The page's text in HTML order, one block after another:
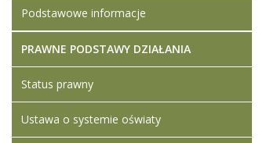
Podstawowe informacje
PRAWNE PODSTAWY DZIAŁANIA
Status prawny
Ustawa o systemie oświaty